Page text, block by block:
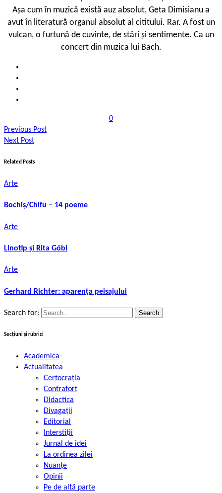
Așa cum în muzică există auz absolut, Geta Dimisianu a
avut în literatură organul absolut al cititului. Rar. A fost un
vulcan, o furtună de cuvinte, de stări și sentimente. Ca un
concert din muzica lui Bach.
0
Previous Post
Next Post
Related Posts
Arte
Bochiș/Chifu – 14 poeme
Arte
Linotip și Rita Góbi
Arte
Gerhard Richter: aparența peisajului
Search for:
Secțiuni și rubrici
Academica
Actualitatea
Certocrația
Contrafort
Didactica
Divagații
Editorial
Interstiții
Jurnal de idei
La ordinea zilei
Nuanțe
Opinii
Pe de altă parte